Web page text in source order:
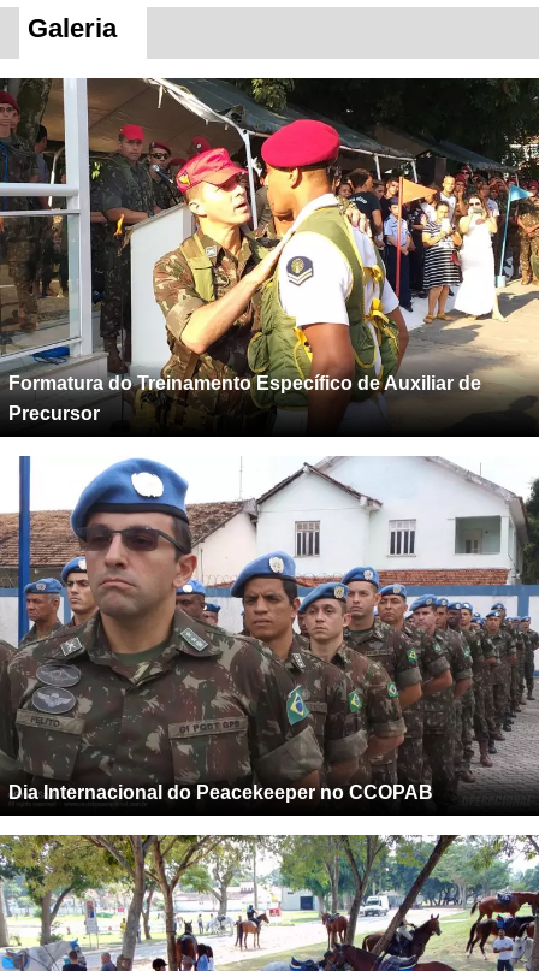
Galeria
Formatura do Treinamento Específico de Auxiliar de
Precursor
Dia Internacional do Peacekeeper no CCOPAB